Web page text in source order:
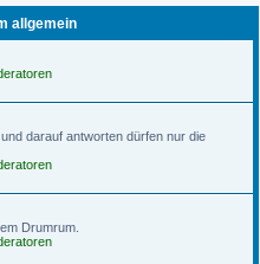
h
allgemein
darauf antworten dürfen nur die
Drumrum.